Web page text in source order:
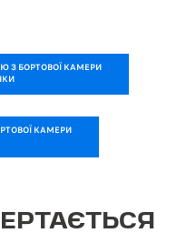
З БОРТОВОЇ КАМЕРИ
КАМЕРИ